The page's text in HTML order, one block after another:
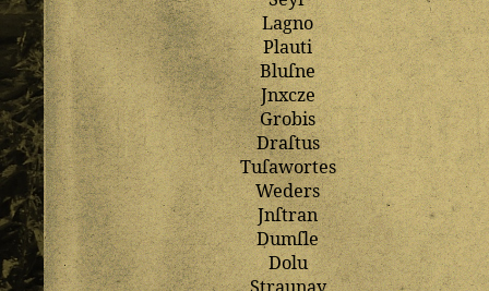
Lagno
Plauti
Bluſne
Jnxcze
Grobis
Draſtus
Tuſawortes
Weders
Jnſtran
Dumſle
Dolu